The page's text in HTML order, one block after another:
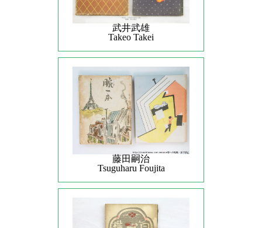
武井武雄
Takeo Takei
藤田嗣治
Tsuguharu Foujita